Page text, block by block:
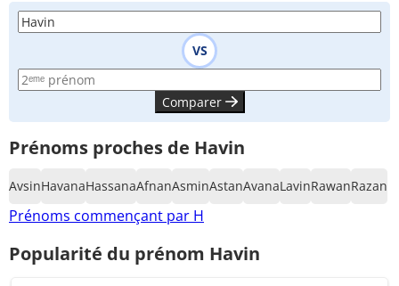
VS
Comparer
Prénoms proches de Havin
AvsinHavanaHassanaAfnanAsminAstanAvanaLavinRawanRazan
Prénoms commençant par H
Popularité du prénom Havin